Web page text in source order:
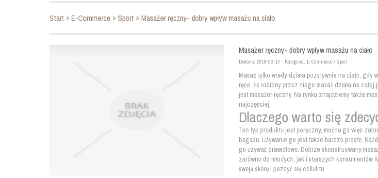
Start »E-Commerce »Sport »Masażer ręczny- dobry wpływ masażu na ciało
Masażer ręczny- dobry wpływ masażu na ciało
Dodano: 2018-06-13 Kategoria: E-Commerce / Sport
Masaż tylko wtedy działa pozytywnie na ciało,
ręce, że robiony przez niego masaż działa na
jest masażer ręczny. Na rynku znajdziemy także
najczęściej.
Dlaczego warto się
Ten typ produktu jest poręczny, można go więc
bagażu. Używanie go jest także bardzo proste.
go używać prawidłowo. Dobrze skonstruowany
zarówno do młodych, jak i starszych
swoją skórę i pozbyć się cellulitu.